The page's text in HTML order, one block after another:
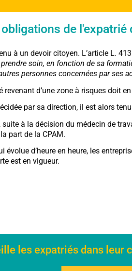
de
à un devoir citoyen. L’article L.
soin, en fonction de sa
personnes concernées par ses
d’une zone à risques doit
par sa direction, il est alors
à la décision du médecin de
part de la CPAM.
évolue d’heure en heure, les
est en vigueur.
les expatriés dans leur